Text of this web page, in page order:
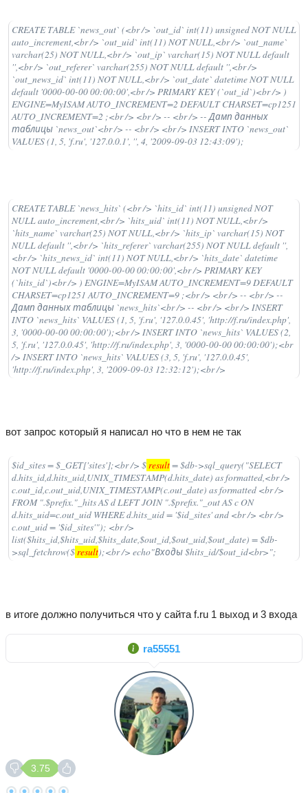
CREATE TABLE `news_out` (<br /> `out_id` int(11) unsigned NOT NULL
auto_increment,<br /> `out_uid` int(11) NOT NULL,<br /> `out_name`
varchar(25) NOT NULL,<br /> `out_ip` varchar(15) NOT NULL default
'',<br /> `out_referer` varchar(255) NOT NULL default '',<br />
`out_news_id` int(11) NOT NULL,<br /> `out_date` datetime NOT NULL
default '0000-00-00 00:00:00',<br /> PRIMARY KEY (`out_id`)<br /> )
ENGINE=MyISAM AUTO_INCREMENT=2 DEFAULT CHARSET=cp1251
AUTO_INCREMENT=2 ;<br /> <br /> -- <br /> -- Дамп данных
таблицы `news_out`<br /> -- <br /> <br /> INSERT INTO `news_out`
VALUES (1, 5, 'f.ru', '127.0.0.1', '', 4, '2009-09-03 12:43:09');
CREATE TABLE `news_hits` (<br /> `hits_id` int(11) unsigned NOT
NULL auto_increment,<br /> `hits_uid` int(11) NOT NULL,<br />
`hits_name` varchar(25) NOT NULL,<br /> `hits_ip` varchar(15) NOT
NULL default '',<br /> `hits_referer` varchar(255) NOT NULL default '',
<br /> `hits_news_id` int(11) NOT NULL,<br /> `hits_date` datetime
NOT NULL default '0000-00-00 00:00:00',<br /> PRIMARY KEY
(`hits_id`)<br /> ) ENGINE=MyISAM AUTO_INCREMENT=9 DEFAULT
CHARSET=cp1251 AUTO_INCREMENT=9 ;<br /> <br /> -- <br /> --
Дамп данных таблицы `news_hits`<br /> -- <br /> <br /> INSERT
INTO `news_hits` VALUES (1, 5, 'f.ru', '127.0.0.45', 'http://f.ru/index.php',
3, '0000-00-00 00:00:00');<br /> INSERT INTO `news_hits` VALUES (2,
5, 'f.ru', '127.0.0.45', 'http://f.ru/index.php', 3, '0000-00-00 00:00:00');<br
/> INSERT INTO `news_hits` VALUES (3, 5, 'f.ru', '127.0.0.45',
'http://f.ru/index.php', 3, '2009-09-03 12:32:12');<br />
вот запрос который я написал но что в нем не так
$id_sites = $_GET['sites'];<br /> $result= $db->sql_query("SELECT
d.hits_id,d.hits_uid,UNIX_TIMESTAMP(d.hits_date) as formatted,<br />
c.out_id,c.out_uid,UNIX_TIMESTAMP(c.out_date) as formatted <br />
FROM ".$prefix."_hits AS d LEFT JOIN ".$prefix."_out AS c ON
d.hits_uid=c.out_uid WHERE d.hits_uid = '$id_sites' and <br /> <br />
c.out_uid = '$id_sites'"); <br />
list($hits_id,$hits_uid,$hits_date,$out_id,$out_uid,$out_date) = $db-
>sql_fetchrow($result);<br /> echo"Входы $hits_id/$out_id<br>";
в итоге должно получиться что у сайта f.ru 1 выход и 3 входа
ra55551
3.75